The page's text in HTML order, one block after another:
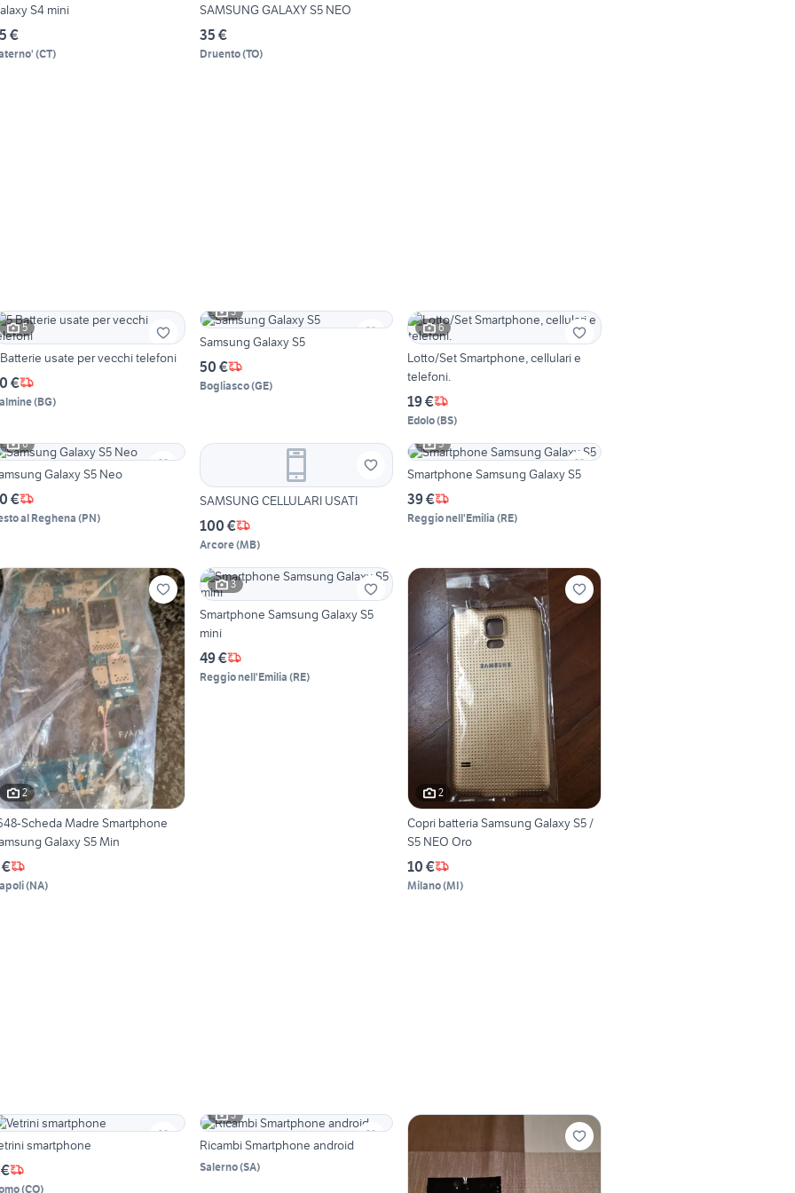
S4 mini
€
(CT)
SAMSUNG GALAXY S5 NEO
35 €
Druento(TO)
5
usate per vecchi telefoni
€
(BG)
3
Samsung Galaxy S5
50 €
Bogliasco(GE)
6
Lotto/Set Smartphone, cellulari e
telefoni.
19 €
Edolo(BS)
6
Galaxy S5 Neo
€
al Reghena(PN)
SAMSUNG CELLULARI USATI
100 €
Arcore(MB)
5
Smartphone Samsung Galaxy S5
39 €
Reggio nell'Emilia (RE)
2
Scheda Madre Smartphone
Galaxy S5 Min
(NA)
3
Smartphone Samsung Galaxy S5
mini
49 €
Reggio nell'Emilia (RE)
2
Copri batteria Samsung Galaxy S5 /
S5 NEO Oro
10 €
Milano(MI)
smartphone
(CO)
3
Ricambi Smartphone android
Salerno(SA)